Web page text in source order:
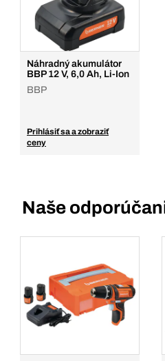
Pridať
Náhradný akumulátor
BBP 12 V, 6,0 Ah, Li-Ion
BBP
Prihlásiť sa a zobraziť
ceny
Naše